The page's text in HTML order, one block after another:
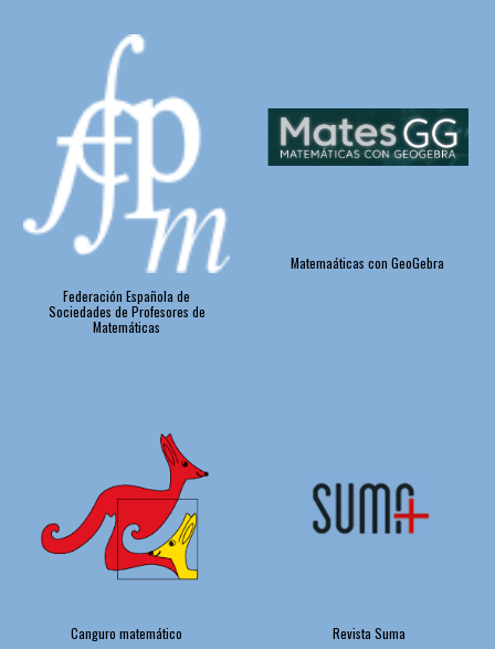
Federación Española de
Sociedades de Profesores de
Matemáticas
Matemaáticas con GeoGebra
Canguro matemático Revista Suma